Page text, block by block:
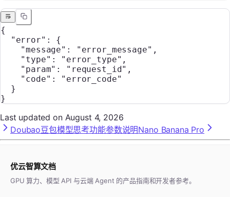
{
  "error"
: {
    "message"
: "error_message" ,
    "type"
: "error_type" ,
    "param"
: "request_id" ,
    "code"
: "error_code"
  }
}
Last updated on August 4, 2026
Doubao豆包模型思考功能参数说明Nano Banana Pro
优云智算文档
GPU 算力、模型 API 与云端 Agent 的产品指南和开发者参考。